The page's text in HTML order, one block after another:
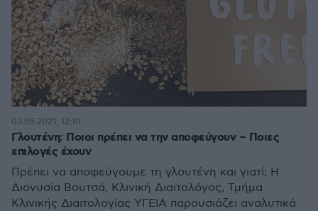
Γλουτένη: Ποιοι πρέπει να την αποφεύγουν – Ποιες
επιλογές έχουν
Πρέπει να αποφεύγουμε τη γλουτένη και γιατί; Η
Διονυσία Βουτσά, Κλινική Διαιτολόγος, Τμήμα
Κλινικής Διαιτολογίας ΥΓΕΙΑ παρουσιάζει αναλυτικά
03.05.2021, 12:10